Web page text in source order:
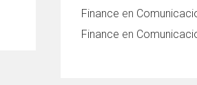
Finance en
Finance en